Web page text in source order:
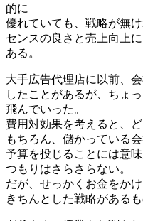
的に
優れていても、戦略が無
センスの良さと売上向上
ある。
大手広告代理店に以前、
したことがあるが、ちょ
飛んでいった。
費用対効果を考えると、
もちろん、儲かっている
予算を投じることには意
つもりはさらさらない。
だが、せっかくお金をか
きちんとした戦略がある